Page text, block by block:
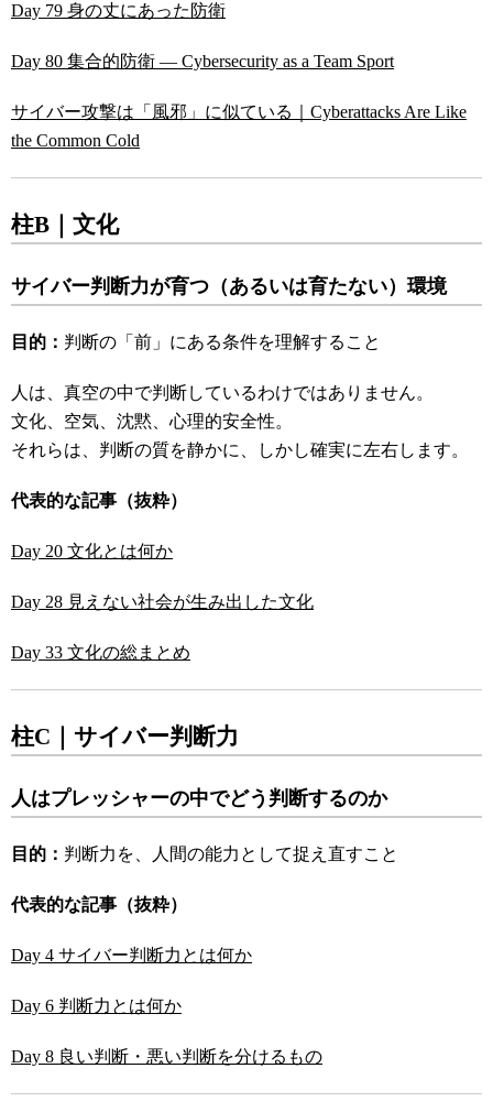
Day 79 身の丈にあった防衛
Day 80 集合的防衛 ― Cybersecurity as a Team Sport
サイバー攻撃は「風邪」に似ている｜Cyberattacks Are Like
the Common Cold
柱B｜文化
サイバー判断力が育つ（あるいは育たない）環境
目的： 判断の「前」にある条件を理解すること
人は、真空の中で判断しているわけではありません。
文化、空気、沈黙、心理的安全性。
それらは、判断の質を静かに、しかし確実に左右します。
代表的な記事（抜粋）
Day 20 文化とは何か
Day 28 見えない社会が生み出した文化
Day 33 文化の総まとめ
柱C｜サイバー判断力
人はプレッシャーの中でどう判断するのか
目的： 判断力を、人間の能力として捉え直すこと
代表的な記事（抜粋）
Day 4 サイバー判断力とは何か
Day 6 判断力とは何か
Day 8 良い判断・悪い判断を分けるもの